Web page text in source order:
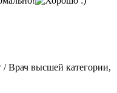
/ Врач высшей категории,